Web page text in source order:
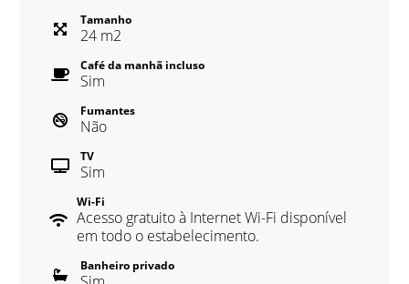
Tamanho
24 m2
Café da manhã incluso
Sim
Fumantes
Não
TV
Sim
Wi-Fi
Acesso gratuito à Internet Wi-Fi disponível
em todo o estabelecimento.
Banheiro privado